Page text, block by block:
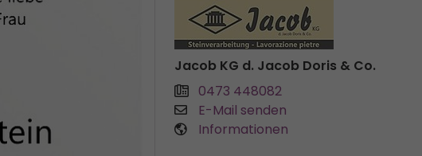
Jacob KG d. Jacob Doris & Co.
0473 448082
E-Mail senden
Informationen